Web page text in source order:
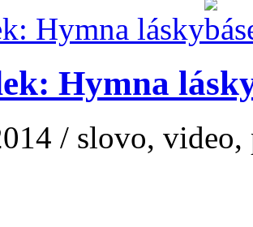
Hymna lásky
Hymna
/ slovo, video,